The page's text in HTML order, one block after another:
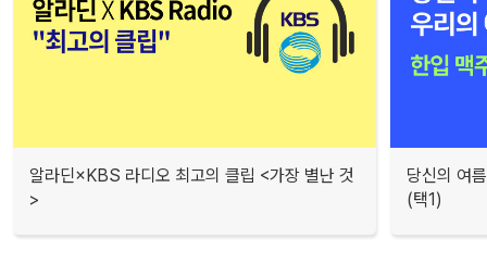
알라딘×KBS 라디오 최고의 클립 <가장 별난 것
>
당신의 여
(택1)